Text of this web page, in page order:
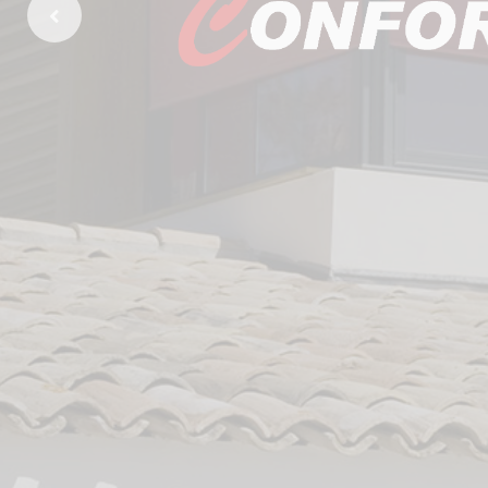
Previous Slide